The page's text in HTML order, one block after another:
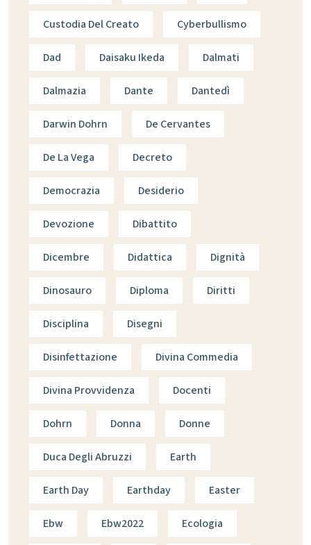
Custodia Del Creato Cyberbullismo
Dad Daisaku Ikeda Dalmati
Dalmazia Dante Dantedì
Darwin Dohrn De Cervantes
De La Vega Decreto
Democrazia Desiderio
Devozione Dibattito
Dicembre Didattica Dignità
Dinosauro Diploma Diritti
Disciplina Disegni
Disinfettazione Divina Commedia
Divina Provvidenza Docenti
Dohrn Donna Donne
Duca Degli Abruzzi Earth
Earth Day Earthday Easter
Ebw Ebw2022 Ecologia